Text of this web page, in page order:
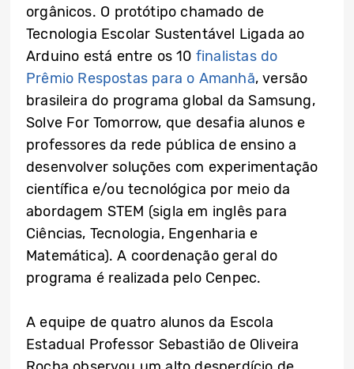
orgânicos. O protótipo chamado de
Tecnologia Escolar Sustentável Ligada ao
Arduino está entre os 10 finalistas do
Prêmio Respostas para o Amanhã, versão
brasileira do programa global da Samsung,
Solve For Tomorrow, que desafia alunos e
professores da rede pública de ensino a
desenvolver soluções com experimentação
científica e/ou tecnológica por meio da
abordagem STEM (sigla em inglês para
Ciências, Tecnologia, Engenharia e
Matemática). A coordenação geral do
programa é realizada pelo Cenpec.
A equipe de quatro alunos da Escola
Estadual Professor Sebastião de Oliveira